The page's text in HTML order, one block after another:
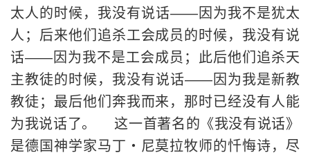
太人的时候，我没有说话——因为我不是犹太
人；后来他们追杀工会成员的时候，我没有说
话——因为我不是工会成员；此后他们追杀天
主教徒的时候，我没有说话——因为我是新教
教徒；最后他们奔我而来，那时已经没有人能
为我说话了。 这一首著名的《我没有说话》
是德国神学家马丁・尼莫拉牧师的忏悔诗，尽